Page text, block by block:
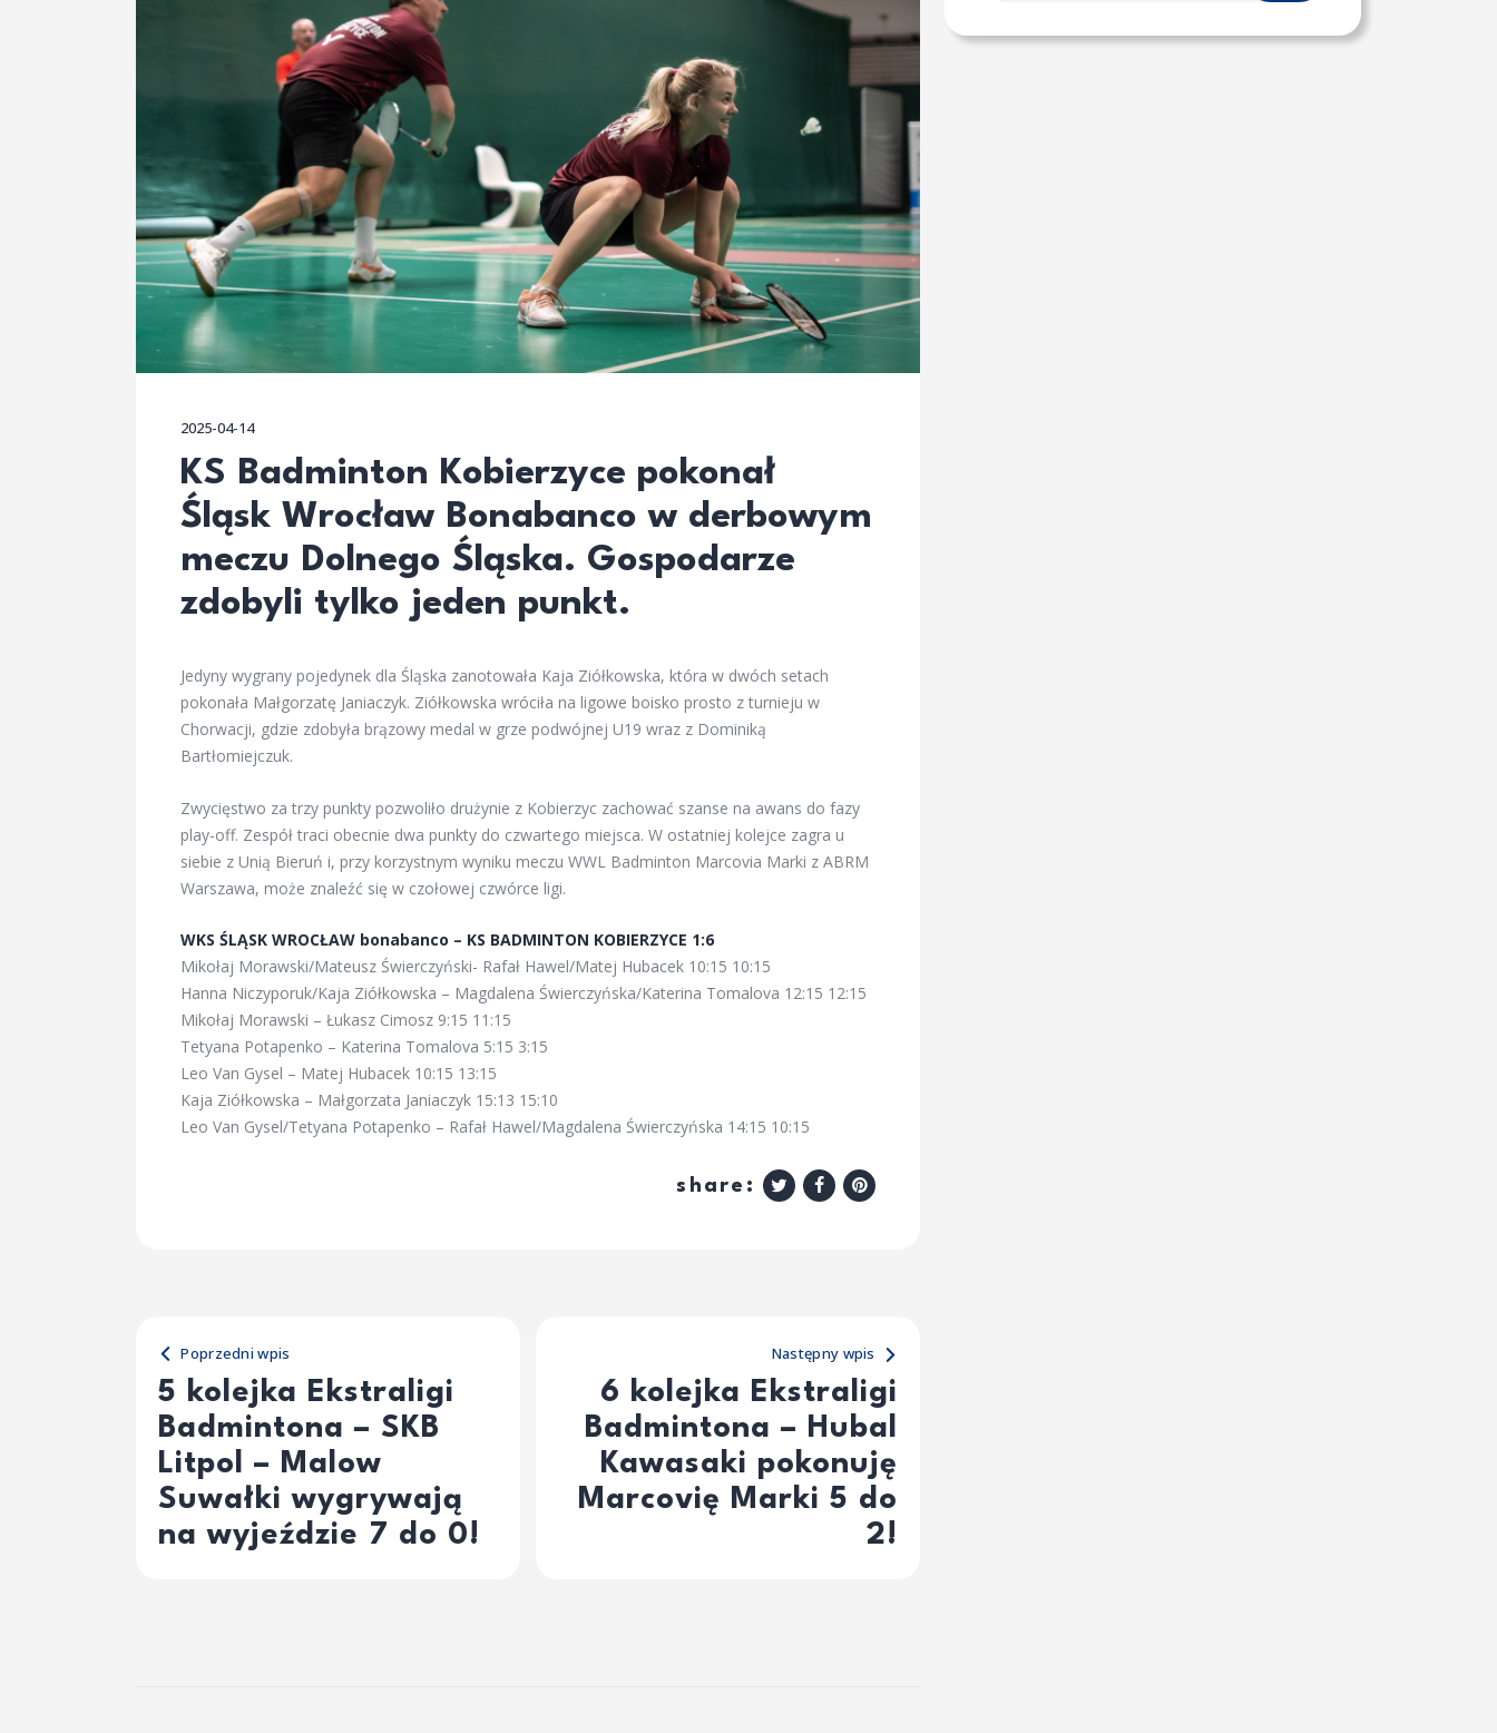
2025-04-14
KS Badminton Kobierzyce pokonał
Śląsk Wrocław Bonabanco w derbowym
meczu Dolnego Śląska. Gospodarze
zdobyli tylko jeden punkt.
Jedyny wygrany pojedynek dla Śląska zanotowała Kaja Ziółkowska, która w dwóch setach
pokonała Małgorzatę Janiaczyk. Ziółkowska wróciła na ligowe boisko prosto z turnieju w
Chorwacji, gdzie zdobyła brązowy medal w grze podwójnej U19 wraz z Dominiką
Bartłomiejczuk.
Zwycięstwo za trzy punkty pozwoliło drużynie z Kobierzyc zachować szanse na awans do fazy
play-off. Zespół traci obecnie dwa punkty do czwartego miejsca. W ostatniej kolejce zagra u
siebie z Unią Bieruń i, przy korzystnym wyniku meczu WWL Badminton Marcovia Marki z ABRM
Warszawa, może znaleźć się w czołowej czwórce ligi.
WKS ŚLĄSK WROCŁAW bonabanco – KS BADMINTON KOBIERZYCE 1:6
Mikołaj Morawski/Mateusz Świerczyński- Rafał Hawel/Matej Hubacek 10:15 10:15
Hanna Niczyporuk/Kaja Ziółkowska – Magdalena Świerczyńska/Katerina Tomalova 12:15 12:15
Mikołaj Morawski – Łukasz Cimosz 9:15 11:15
Tetyana Potapenko – Katerina Tomalova 5:15 3:15
Leo Van Gysel – Matej Hubacek 10:15 13:15
Kaja Ziółkowska – Małgorzata Janiaczyk 15:13 15:10
Leo Van Gysel/Tetyana Potapenko – Rafał Hawel/Magdalena Świerczyńska 14:15 10:15
share:
Poprzedni wpis
5 kolejka Ekstraligi
Badmintona – SKB
Litpol – Malow
Suwałki wygrywają
na wyjeździe 7 do 0!
Następny wpis
6 kolejka Ekstraligi
Badmintona – Hubal
Kawasaki pokonuję
Marcovię Marki 5 do
2!